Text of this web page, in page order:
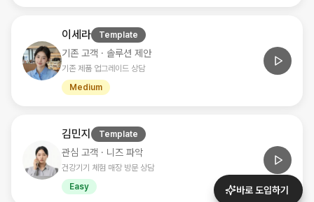
이세라 Template
기존 고객 · 솔루션 제안
기존 제품 업그레이드 상담
Medium
김민지 Template
관심 고객 · 니즈 파악
건강기기 체험 매장 방문 상담
Easy
바로 도입하기